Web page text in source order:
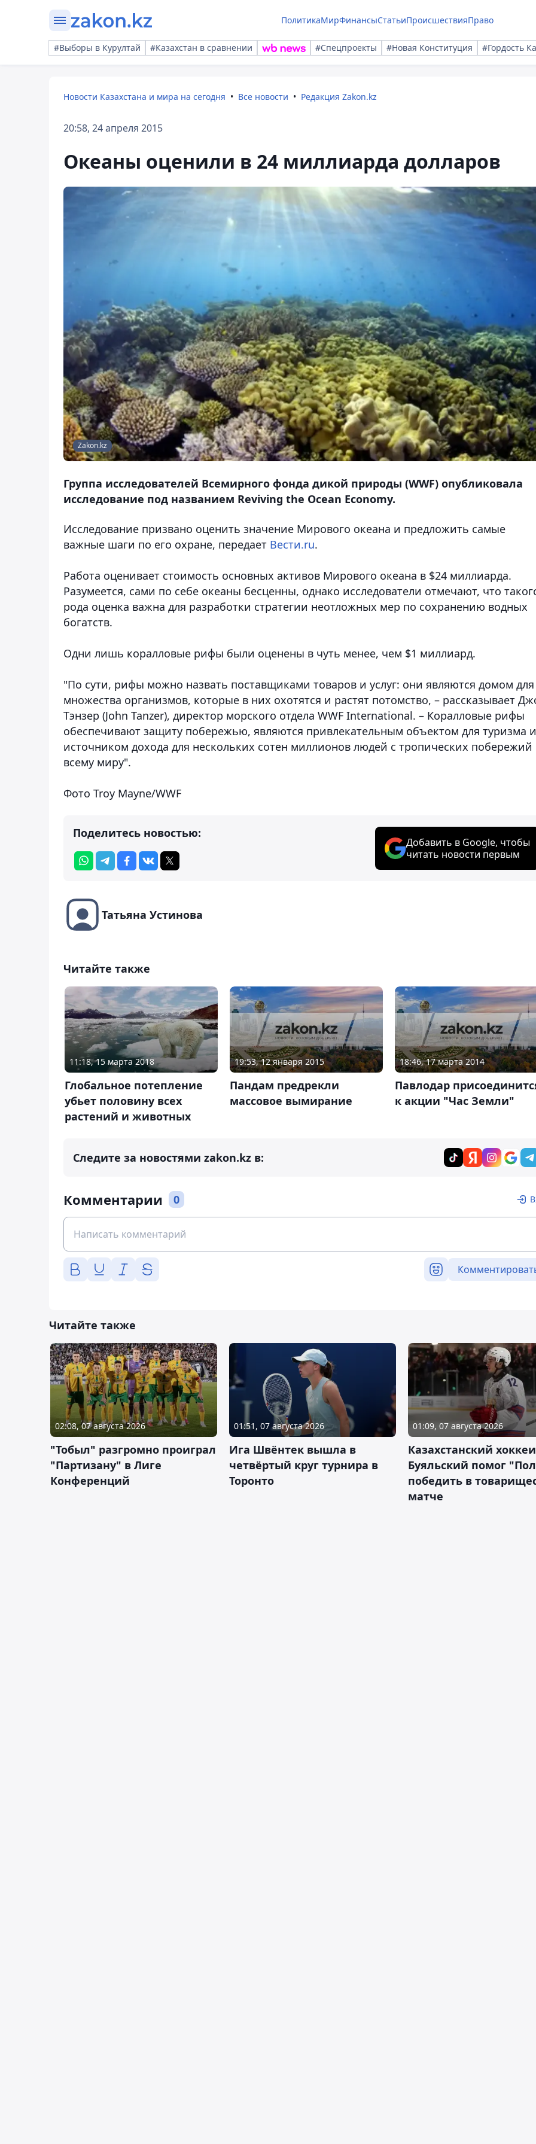
ПолитикаМирФинансыСтатьиПроисшествияПраво
#Выборы в Курултай #Казахстан в сравнении #Спецпроекты #Новая Конституция #Гордость
Новости Казахстана и мира на сегодня Все новости Редакция Zakon.kz
20:58, 24 апреля 2015
Океаны оценили в 24 миллиарда долларов
Zakon.kz
Группа исследователей Всемирного фонда дикой природы (WWF) опубликовала
исследование под названием Reviving the Ocean Economy.
Исследование призвано оценить значение Мирового океана и предложить самые
важные шаги по его охране, передает Вести.ru.
Работа оценивает стоимость основных активов Мирового океана в $24 миллиарда.
Разумеется, сами по себе океаны бесценны, однако исследователи отмечают, что
рода оценка важна для разработки стратегии неотложных мер по сохранению водных
богатств.
Одни лишь коралловые рифы были оценены в чуть менее, чем $1 миллиард.
"По сути, рифы можно назвать поставщиками товаров и услуг: они являются домом для
множества организмов, которые в них охотятся и растят потомство, – рассказывает
Тэнзер (John Tanzer), директор морского отдела WWF International. – Коралловые рифы
обеспечивают защиту побережью, являются привлекательным объектом для туризма и
источником дохода для нескольких сотен миллионов людей с тропических побережий
всему миру".
Фото Troy Mayne/WWF
Поделитесь новостью:
Добавить в Google, чтобы
читать новости первым
Татьяна Устинова
Читайте также
11:18, 15 марта 2018
Глобальное потепление
убьет половину всех
растений и животных
19:53, 12 января 2015
Пандам предрекли
массовое вымирание
18:46, 17 марта 2014
Павлодар
к акции "Час Земли"
Следите за новостями zakon.kz в:
Комментарии 0
Читайте также
02:08, 07 августа 2026
"Тобыл" разгромно проиграл
"Партизану" в Лиге
Конференций
01:51, 07 августа 2026
Ига Швёнтек вышла в
четвёртый круг турнира в
Торонто
01:09, 07 августа 2026
Казахстанский
Буяльский помог
победить в
матче